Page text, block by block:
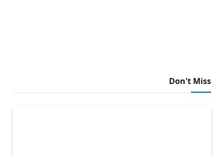
Don't Miss